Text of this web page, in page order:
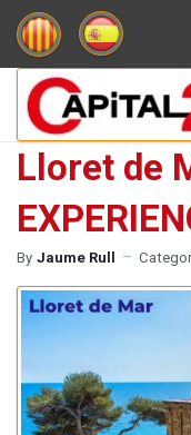
Lloret de
By Jaume Rull